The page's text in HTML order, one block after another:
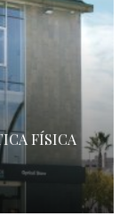
FÍSICA